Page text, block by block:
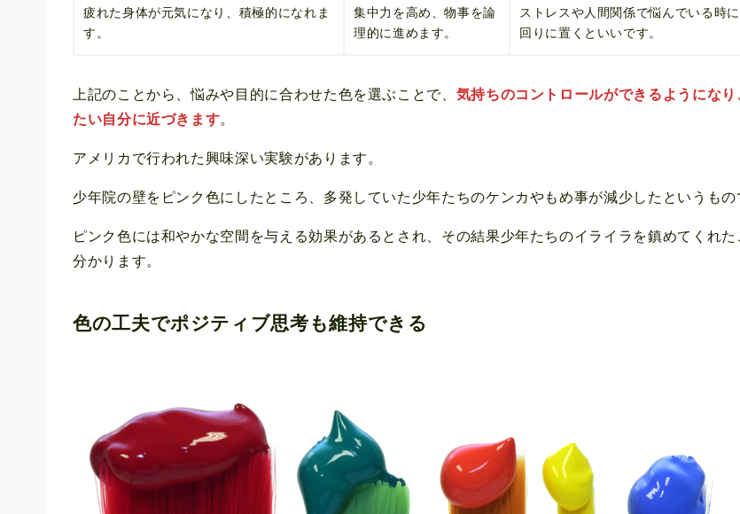
疲れた身体が元気になり、積極的になれま
す。
集中力を高め、物事を論
理的に進めます。
ストレスや人間関係で悩んでいる時
回りに置くといいです。
上記のことから、悩みや目的に合わせた色を選ぶことで、 気持ちのコントロールができるようになり
たい自分に近づきます。
アメリカで行われた興味深い実験があります。
少年院の壁をピンク色にしたところ、多発していた少年たちのケンカやもめ事が減少したというもの
ピンク色には和やかな空間を与える効果があるとされ、その結果少年たちのイライラを鎮めてくれた
分かります。
色の工夫でポジティブ思考も維持できる